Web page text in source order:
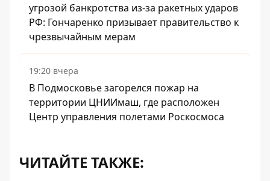
угрозой банкротства из-за ракетных ударов
РФ: Гончаренко призывает правительство к
чрезвычайным мерам
19:20 вчера
В Подмосковье загорелся пожар на
территории ЦНИИмаш, где расположен
Центр управления полетами Роскосмоса
ЧИТАЙТЕ ТАКЖЕ: